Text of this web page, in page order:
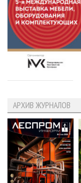
АРХИВ ЖУРНАЛОВ